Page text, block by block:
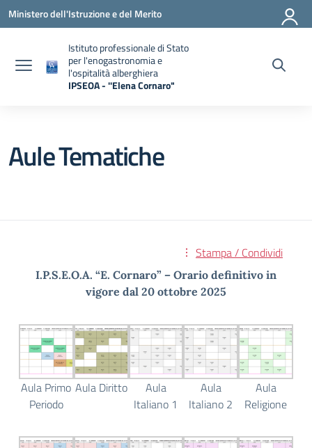
Vai ai contenuti
Vai al menu di navigazione
Vai al footer
Ministero dell'Istruzione e del Merito
Istituto professionale di Stato
per l'enogastronomia e
l'ospitalità alberghiera
IPSEOA - ''Elena Cornaro"
Aule Tematiche
Stampa / Condividi
I.P.S.E.O.A. “E. Cornaro” – Orario definitivo in
vigore dal 20 ottobre 2025
Aula Primo
Periodo
Aula Diritto
Aula
Italiano 1
Aula
Italiano 2
Aula
Religione